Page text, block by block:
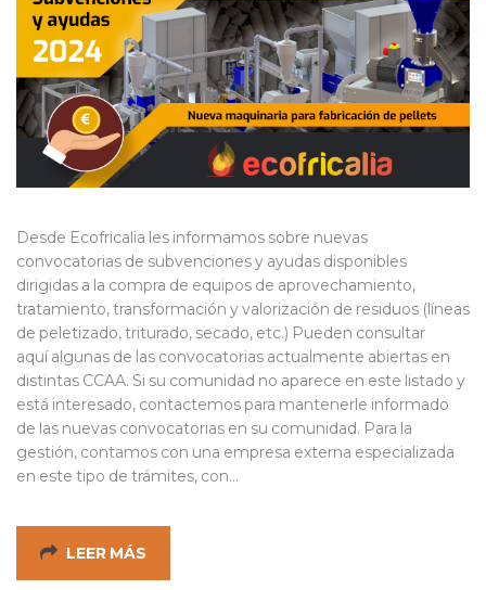
Desde Ecofricalia les informamos sobre nuevas
convocatorias de subvenciones y ayudas disponibles
dirigidas a la compra de equipos de aprovechamiento,
tratamiento, transformación y valorización de residuos (líneas
de peletizado, triturado, secado, etc.) Pueden consultar
aquí algunas de las convocatorias actualmente abiertas en
distintas CCAA. Si su comunidad no aparece en este listado y
está interesado, contactemos para mantenerle informado
de las nuevas convocatorias en su comunidad. Para la
gestión, contamos con una empresa externa especializada
en este tipo de trámites, con…
LEER MÁS